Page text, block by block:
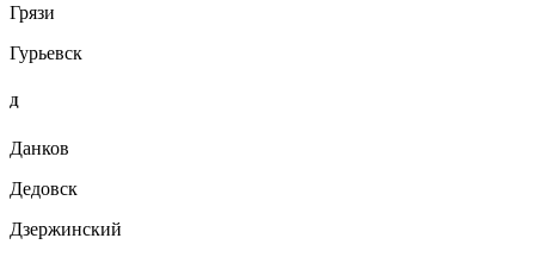
Грязи
Гурьевск
Д
Данков
Дедовск
Дзержинский